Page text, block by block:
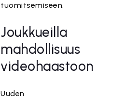
tuomitsemiseen.
Joukkueilla
mahdollisuus
videohaastoon
Uuden